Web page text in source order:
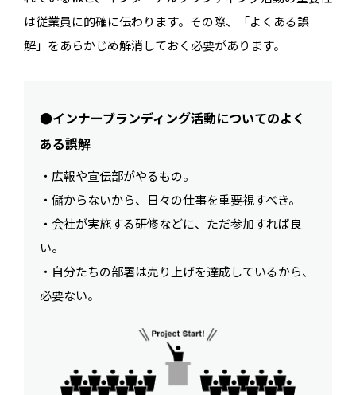
は従業員に的確に伝わります。その際、「よくある誤
解」をあらかじめ解消しておく必要があります。
●インナーブランディング活動についてのよく
ある誤解
・広報や宣伝部がやるもの。
・儲からないから、日々の仕事を重要視すべき。
・会社が実施する研修などに、ただ参加すれば良
い。
・自分たちの部署は売り上げを達成しているから、
必要ない。